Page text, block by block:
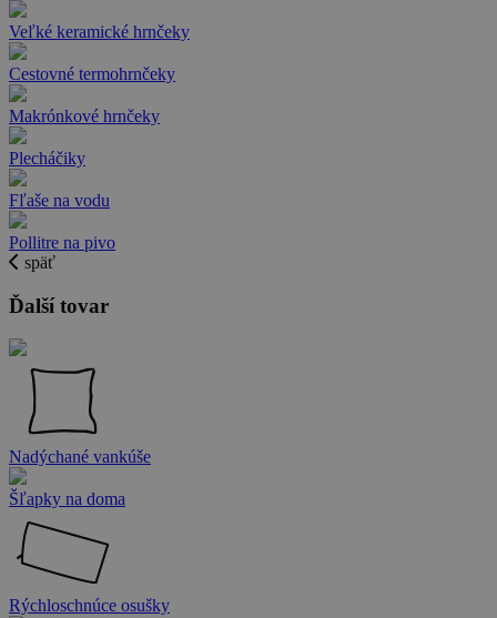
Veľké keramické hrnčeky
Cestovné termohrnčeky
Makrónkové hrnčeky
Plecháčiky
Fľaše na vodu
Pollitre na pivo
späť
Ďalší tovar
Nadýchané vankúše
Šľapky na doma
Rýchloschnúce osušky